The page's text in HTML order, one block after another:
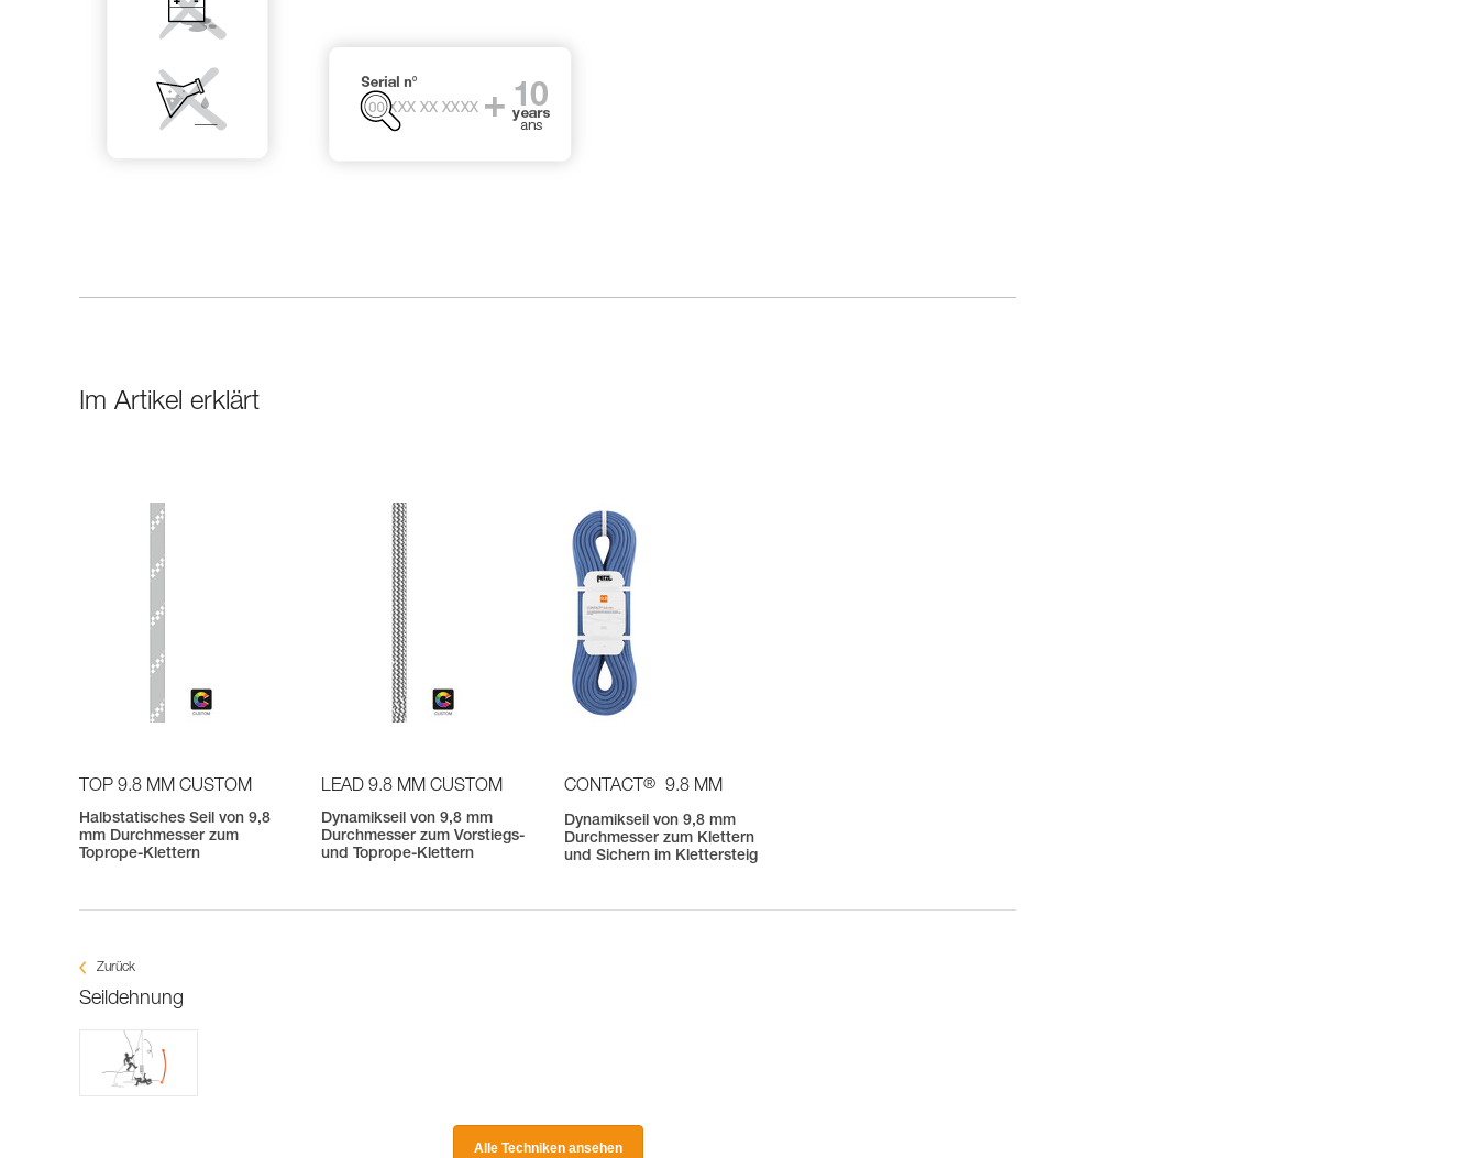
Im Artikel erklärt
TOP 9.8 MM CUSTOM
Halbstatisches Seil von 9,8
mm Durchmesser zum
Toprope-Klettern
LEAD 9.8 MM CUSTOM
Dynamikseil von 9,8 mm
Durchmesser zum Vorstiegs-
und Toprope-Klettern
CONTACT ® 9.8 MM
Dynamikseil von 9,8 mm
Durchmesser zum Klettern
und Sichern im Klettersteig
Zurück
Seildehnung
Alle Techniken ansehen